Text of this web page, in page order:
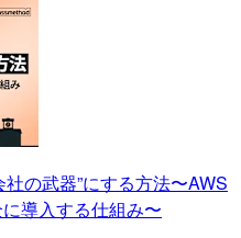
社の武器”にする方法〜AWS
導入する仕組み〜